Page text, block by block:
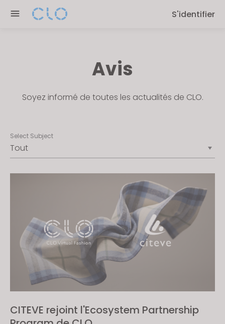
note:
system.
S'identifier
Avis
Soyez informé de toutes les actualités de CLO.
Select Subject
CITEVE rejoint l'Ecosystem Partnership